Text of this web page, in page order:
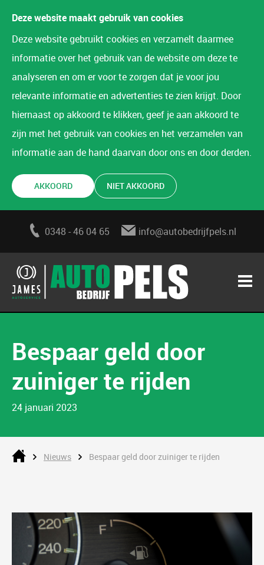
Deze website maakt gebruik van cookies
Deze website gebruikt cookies en verzamelt daarmee
informatie over het gebruik van de website om deze te
analyseren en om er voor te zorgen dat je voor jou
relevante informatie en advertenties te zien krijgt. Door
hiernaast op akkoord te klikken, geef je aan akkoord te
zijn met het gebruik van cookies en het verzamelen van
informatie aan de hand daarvan door ons en door derden.
AKKOORD NIET AKKOORD
0348 - 46 04 65 info@autobedrijfpels.nl
Bespaar geld door
zuiniger te rijden
24 januari 2023
Nieuws Bespaar geld door zuiniger te rijden